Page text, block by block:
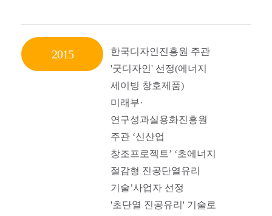
2015
한국디자인진흥원 주관
'굿디자인' 선정(에너지
세이빙 창호제품)
미래부·
연구성과실용화진흥원
주관 ‘신산업
창조프로젝트’ ‘초에너지
절감형 진공단열유리
기술’사업자 선정
'초단열 진공유리' 기술로